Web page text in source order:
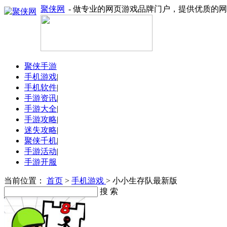
聚侠网 - 做专业的网页游戏品牌门户，提供优质的
聚侠手游
手机游戏|
手机软件|
手游资讯|
手游大全|
手游攻略|
迷失攻略|
聚侠千机|
手游活动|
手游开服
当前位置： 首页 > 手机游戏 > 小小生存队最新版
搜 索